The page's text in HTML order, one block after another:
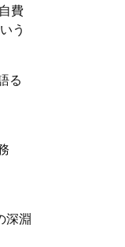
費
う
る
深淵